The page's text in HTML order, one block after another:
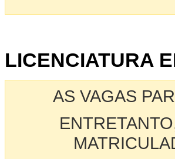
LICENCIATURA
AS VAGAS